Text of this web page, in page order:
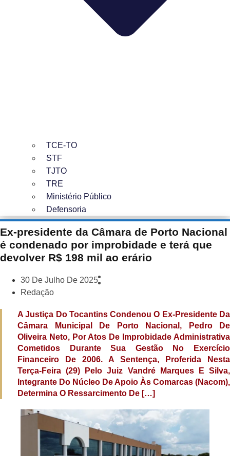
TCE-TO
STF
TJTO
TRE
Ministério Público
Defensoria
Ex-presidente da Câmara de Porto Nacional
é condenado por improbidade e terá que
devolver R$ 198 mil ao erário
30 De Julho De 2025
Redação
A Justiça Do Tocantins Condenou O Ex-Presidente Da
Câmara Municipal De Porto Nacional, Pedro De
Oliveira Neto, Por Atos De Improbidade Administrativa
Cometidos Durante Sua Gestão No Exercício
Financeiro De 2006. A Sentença, Proferida Nesta
Terça-Feira (29) Pelo Juiz Vandré Marques E Silva,
Integrante Do Núcleo De Apoio Às Comarcas (Nacom),
Determina O Ressarcimento De […]